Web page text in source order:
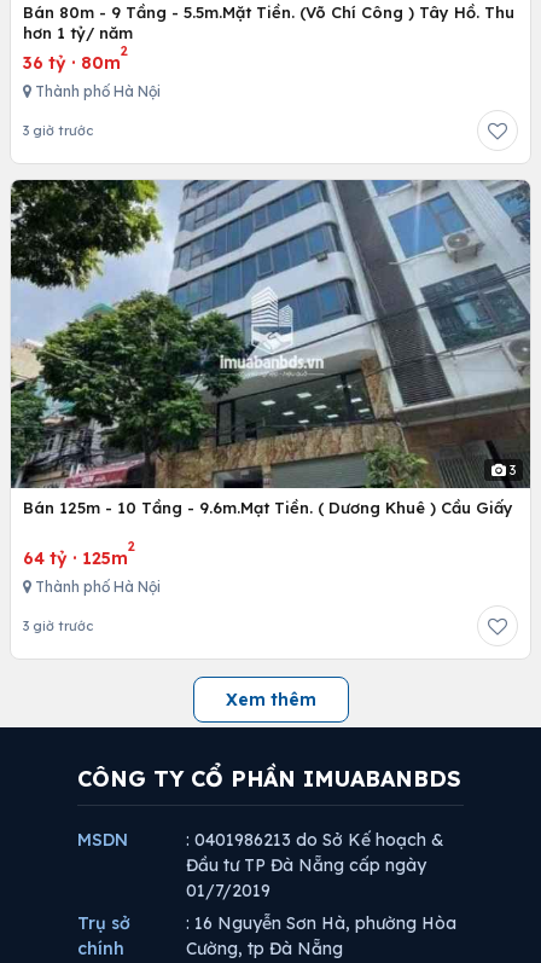
Bán 80m - 9 Tầng - 5.5m.Mặt Tiền. (Võ Chí Công ) Tây Hồ. Thu
hơn 1 tỷ/ năm
36 tỷ · 80m
2
Thành phố Hà Nội
3 giờ trước
3
Bán 125m - 10 Tầng - 9.6m.Mạt Tiền. ( Dương Khuê ) Cầu Giấy
64 tỷ · 125m
2
Thành phố Hà Nội
3 giờ trước
Xem thêm
CÔNG TY CỔ PHẦN IMUABANBDS
MSDN
: 0401986213 do Sở Kế hoạch &
Đầu tư TP Đà Nẵng cấp ngày
01/7/2019
Trụ sở
chính
: 16 Nguyễn Sơn Hà, phường Hòa
Cường, tp Đà Nẵng